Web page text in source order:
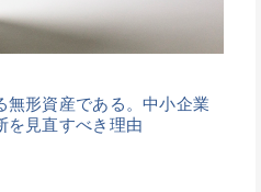
形資産である。中小企業
を見直すべき理由